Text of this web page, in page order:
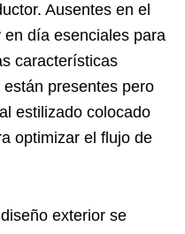
Ausentes en el
día esenciales para
características
presentes pero
estilizado colocado
optimizar el flujo de
exterior se